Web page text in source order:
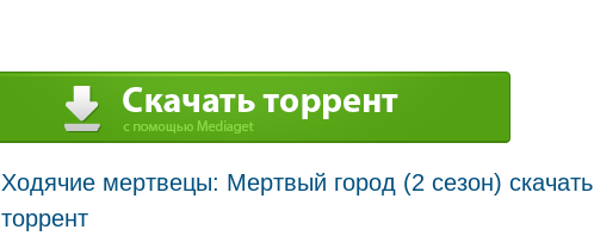
Ходячие мертвецы: Мертвый город (2 сезон) скачать
торрент